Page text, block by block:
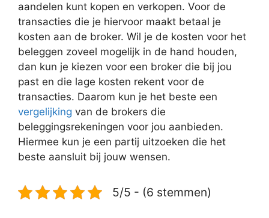
aandelen kunt kopen en verkopen. Voor de
transacties die je hiervoor maakt betaal je
kosten aan de broker. Wil je de kosten voor het
beleggen zoveel mogelijk in de hand houden,
dan kun je kiezen voor een broker die bij jou
past en die lage kosten rekent voor de
transacties. Daarom kun je het beste een
vergelijking van de brokers die
beleggingsrekeningen voor jou aanbieden.
Hiermee kun je een partij uitzoeken die het
beste aansluit bij jouw wensen.
5/5 - (6 stemmen)